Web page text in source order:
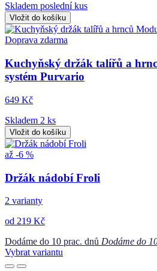
Skladem poslední kus
Vložit do košíku
Doprava zdarma
Kuchyňský držák talířů a
systém Purvario
649 Kč
Skladem 2 ks
Vložit do košíku
až -6 %
Držák nádobí Froli
2 varianty
od 219 Kč
Dodáme do 10 prac. dnů Dodáme do
Vybrat variantu